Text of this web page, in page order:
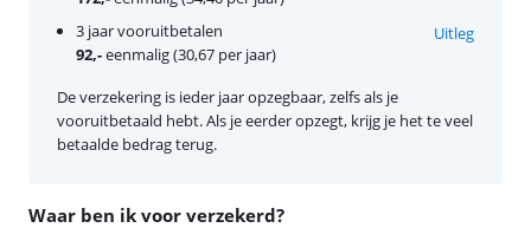
Waar ben ik voor verzekerd?
3 jaar vooruitbetalen
92,-eenmalig (30,67 per jaar)
Uitleg
De verzekering is ieder jaar opzegbaar, zelfs als je
vooruitbetaald hebt. Als je eerder opzegt, krijg je het te veel
betaalde bedrag terug.